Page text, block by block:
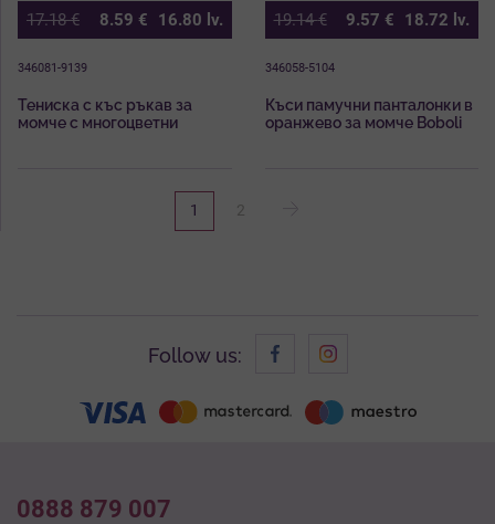
17.18€ 8.59 € 16.80 lv.
346081-9139
Тениска с къс ръкав за
момче с многоцветни
19.14€ 9.57 € 18.72 lv.
346058-5104
Къси памучни панталонки в
оранжево за момче Boboli
1 2
Follow us:
0888 879 007